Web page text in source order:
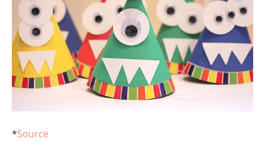
*Source